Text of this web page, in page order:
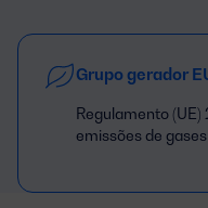
Grupo gerador
Regulamento
emissões de